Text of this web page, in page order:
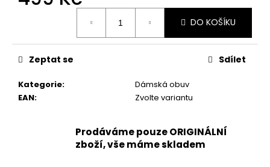
DO KOŠÍKU
Kategorie:
Dámská obuv
EAN: Zvolte variantu
Zeptat se Sdílet
Prodáváme pouze ORIGINÁLNÍ
zboží, vše máme skladem